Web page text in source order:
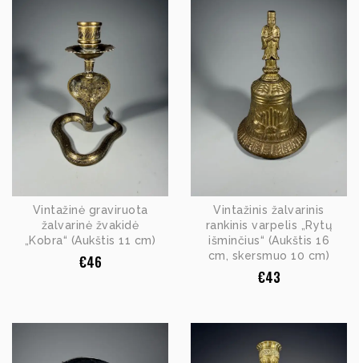
Vintažinė graviruota
žalvarinė žvakidė
„Kobra“ (Aukštis 11 cm)
€46
Vintažinis žalvarinis
rankinis varpelis „Rytų
išminčius“ (Aukštis 16
cm, skersmuo 10 cm)
€43